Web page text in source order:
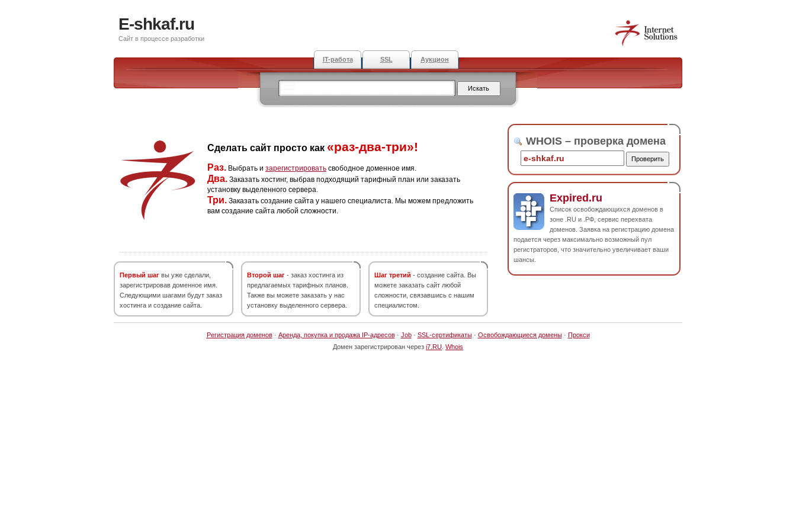
E-shkaf.ru
Сайт в процессе разработки
IT-работа SSL Аукцион
Сделать сайт просто как «раз-два-три»!
Раз. Выбрать и зарегистрировать свободное доменное имя.
Два. Заказать хостинг, выбрав подходящий тарифный план или заказать
установку выделенного сервера.
Три. Заказать создание сайта у нашего специалиста. Мы можем предложить
вам создание сайта любой сложности.
Первый шаг вы уже сделали,
зарегистрировав доменное имя.
Следующими шагами будут заказ
хостинга и создание сайта.
Второй шаг - заказ хостинга из
предлагаемых тарифных планов.
Также вы можете заказать у нас
установку выделенного сервера.
Шаг третий - создание сайта. Вы
можете заказать сайт любой
сложности, связавшись с нашим
специалистом.
WHOIS – проверка домена
Expired.ru
Список освобождающихся доменов в
зоне .RU и .РФ, сервис перехвата
доменов. Заявка на регистрацию домена
подается через максимально возможный пул
регистраторов, что значительно увеличивает ваши
шансы.
Регистрация доменов· Аренда, покупка и продажа IP-адресов· Job· SSL-сертификаты· Освобождающиеся домены· Прокси
Домен зарегистрирован через i7.RU Whois